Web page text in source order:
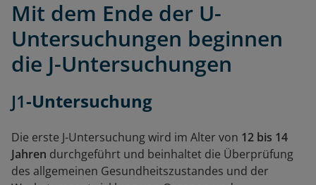
Mit dem Ende der U-
Untersuchungen beginnen
die J-Untersuchungen
J1-Untersuchung
Die erste J-Untersuchung wird im Alter von 12 bis 14
Jahren durchgeführt und beinhaltet die Überprüfung
des allgemeinen Gesundheitszustandes und der